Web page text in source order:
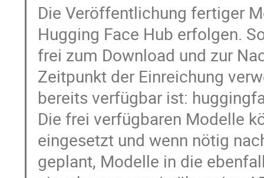
Die Veröffentlichung fertiger
Hugging Face Hub erfolgen.
frei zum Download und zur
Zeitpunkt der Einreichung
bereits verfügbar ist:
Die frei verfügbaren Modelle
eingesetzt und wenn nötig
geplant, Modelle in die